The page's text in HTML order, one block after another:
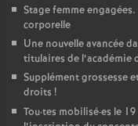
Stage femme
corporelle
Une nouvelle avancée
titulaires de l’académie
Supplément grossesse
droits !
Tou·tes mobilisé·es le